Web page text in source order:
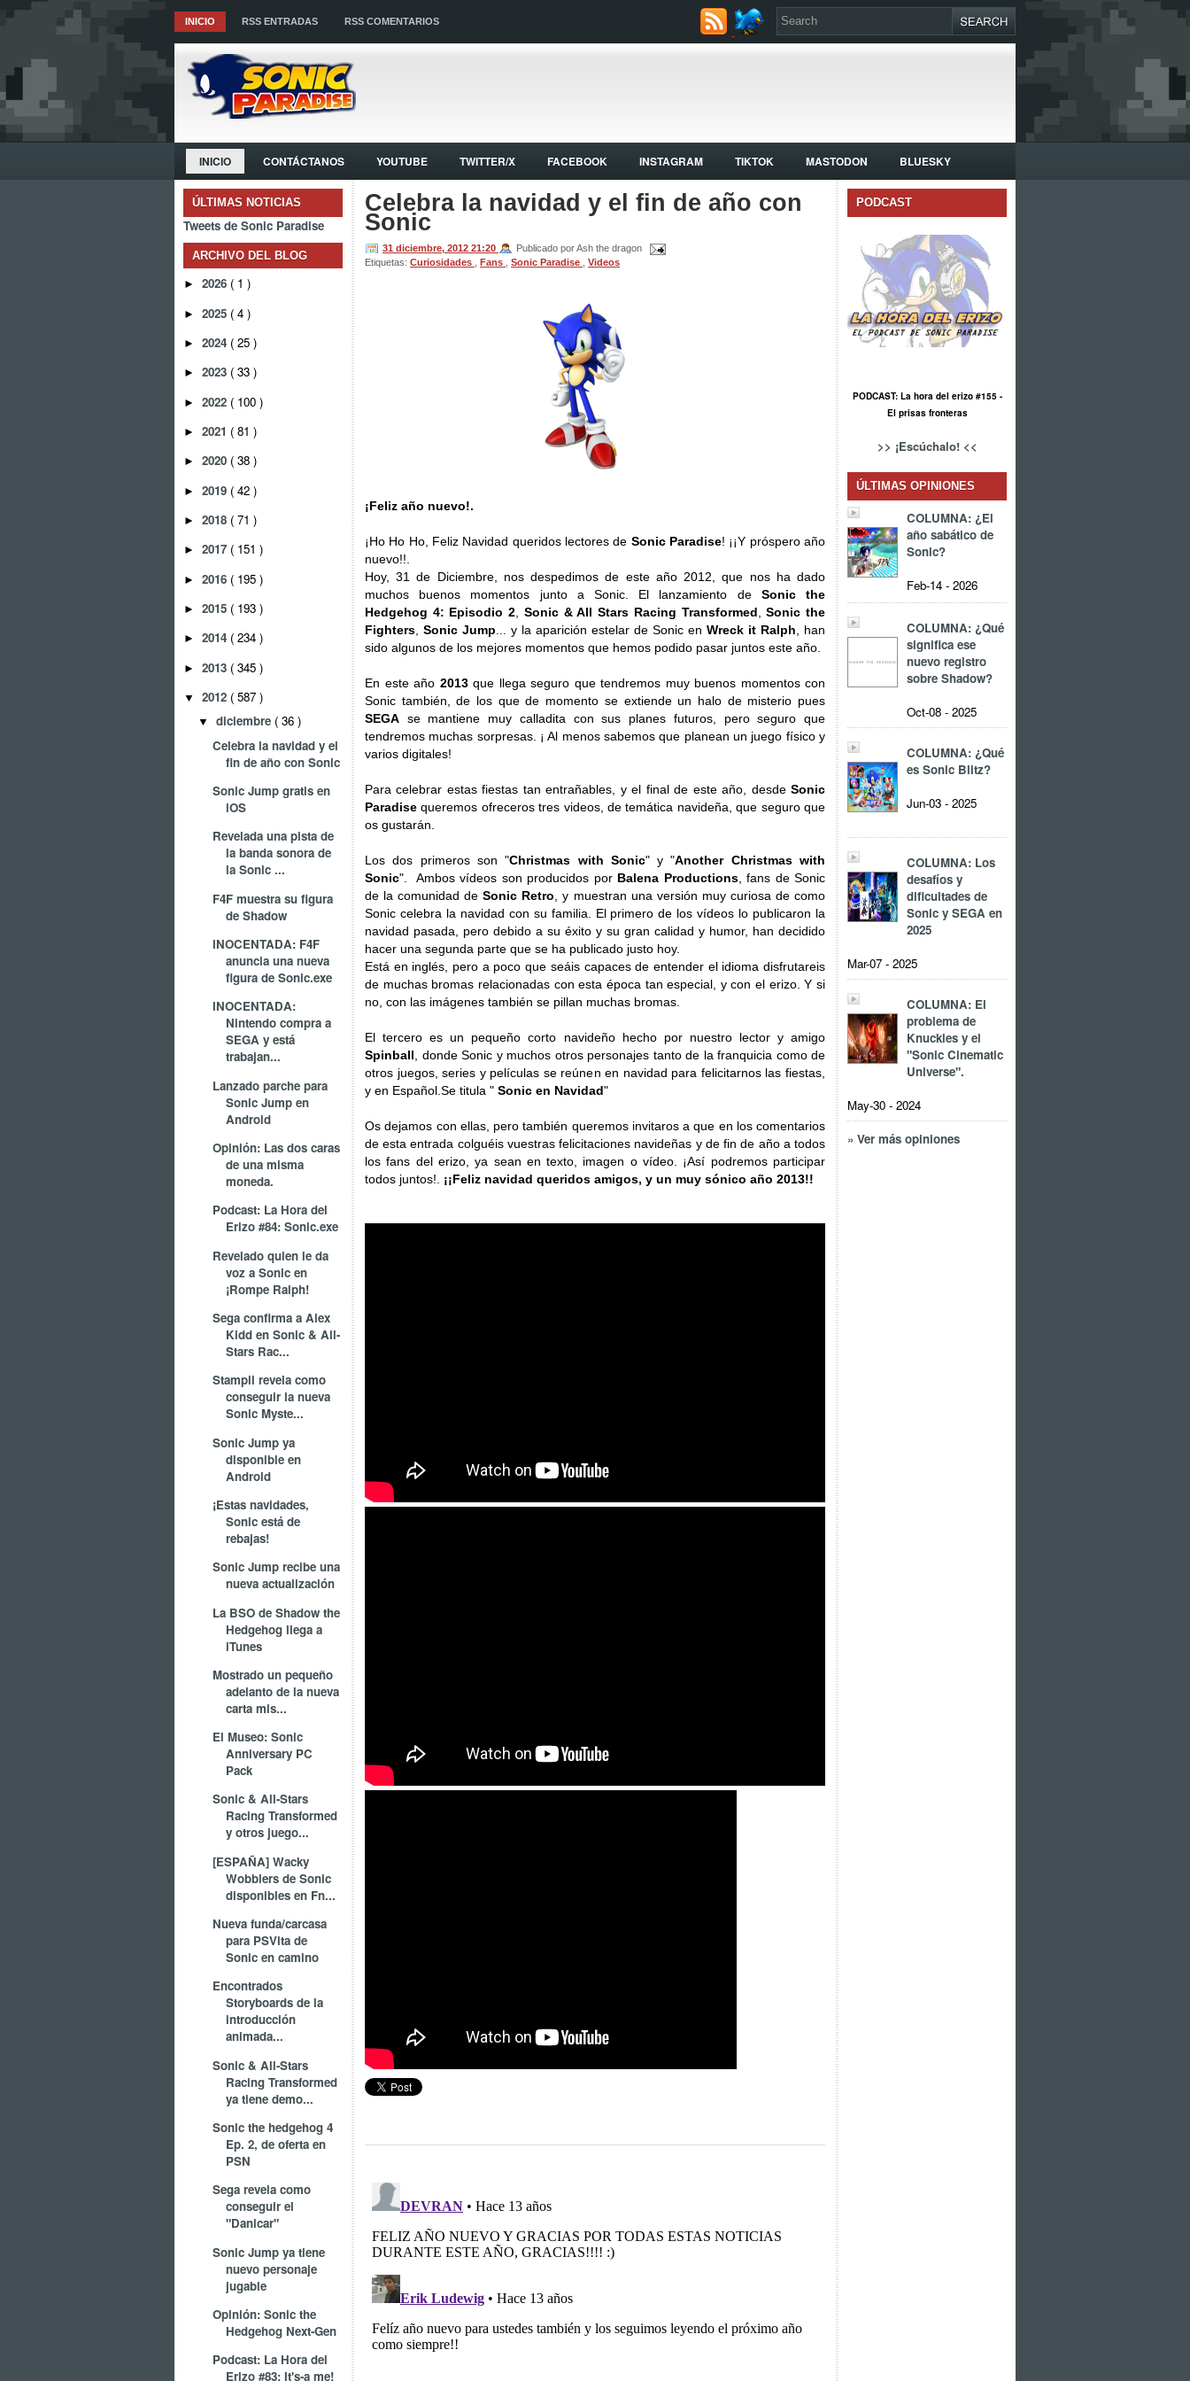
INICIO RSS ENTRADAS RSS COMENTARIOS
INICIO CONTÁCTANOS YOUTUBE TWITTER/X FACEBOOK INSTAGRAM TIKTOK MASTODON BLUESKY
ÚLTIMAS NOTICIAS
Tweets de Sonic Paradise
ARCHIVO DEL BLOG
► 2026 ( 1 )
► 2025 ( 4 )
► 2024 ( 25 )
► 2023 ( 33 )
► 2022 ( 100 )
► 2021 ( 81 )
► 2020 ( 38 )
► 2019 ( 42 )
► 2018 ( 71 )
► 2017 ( 151 )
► 2016 ( 195 )
► 2015 ( 193 )
► 2014 ( 234 )
► 2013 ( 345 )
▼ 2012 ( 587 )
▼ diciembre ( 36 )
Celebra la navidad y el
fin de año con Sonic
Sonic Jump gratis en
iOS
Revelada una pista de
la banda sonora de
la Sonic ...
F4F muestra su figura
de Shadow
INOCENTADA: F4F
anuncia una nueva
figura de Sonic.exe
INOCENTADA:
Nintendo compra a
SEGA y está
trabajan...
Lanzado parche para
Sonic Jump en
Android
Opinión: Las dos caras
de una misma
moneda.
Podcast: La Hora del
Erizo #84: Sonic.exe
Revelado quien le da
voz a Sonic en
¡Rompe Ralph!
Sega confirma a Alex
Kidd en Sonic & All-
Stars Rac...
Stampii revela como
conseguir la nueva
Sonic Myste...
Sonic Jump ya
disponible en
Android
¡Estas navidades,
Sonic está de
rebajas!
Sonic Jump recibe una
nueva actualización
La BSO de Shadow the
Hedgehog llega a
iTunes
Mostrado un pequeño
adelanto de la nueva
carta mis...
El Museo: Sonic
Anniversary PC
Pack
Sonic & All-Stars
Racing Transformed
y otros juego...
[ESPAÑA] Wacky
Wobblers de Sonic
disponibles en Fn...
Nueva funda/carcasa
para PSVita de
Sonic en camino
Encontrados
Storyboards de la
introducción
animada...
Sonic & All-Stars
Racing Transformed
ya tiene demo...
Sonic the hedgehog 4
Ep. 2, de oferta en
PSN
Sega revela como
conseguir el
"Danicar"
Sonic Jump ya tiene
nuevo personaje
jugable
Opinión: Sonic the
Hedgehog Next-Gen
Podcast: La Hora del
Erizo #83: It's-a me!
Celebra la navidad y el fin de año con
Sonic
31 diciembre, 2012 21:20
Publicado por Ash the dragon
Etiquetas: Curiosidades Fans Sonic Paradise Videos
¡Feliz año nuevo!.
¡Ho Ho Ho, Feliz Navidad queridos lectores de Sonic Paradise! ¡¡Y próspero año
nuevo!!.
Hoy, 31 de Diciembre, nos despedimos de este año 2012, que nos ha dado
muchos buenos momentos junto a Sonic. El lanzamiento de Sonic the
Hedgehog 4: Episodio 2
Sonic & All Stars Racing Transformed ,Sonic the
Fighters Sonic Jump ... y la aparición estelar de Sonic en Wreck it Ralph , han
sido algunos de los mejores momentos que hemos podido pasar juntos este año.
En este año 2013que llega seguro que tendremos muy buenos momentos con
Sonic también, de los que de momento se extiende un halo de misterio pues
SEGA se mantiene muy calladita con sus planes futuros, pero seguro que
tendremos muchas sorpresas. ¡ Al menos sabemos que planean un juego físico y
varios digitales!
Para celebrar estas fiestas tan entrañables, y el final de este año, desde Sonic
Paradisequeremos ofreceros tres videos, de temática navideña, que seguro que
os gustarán.
Los dos primeros son "Christmas with Sonic" y "Another Christmas with
Sonic". Ambos vídeos son producidos por Balena Productions, fans de Sonic
de la comunidad deSonic Retro , y muestran una versión muy curiosa de como
Sonic celebra la navidad con su familia. El primero de los vídeos lo publicaron la
navidad pasada, pero debido a su éxito y su gran calidad y humor, han decidido
hacer una segunda parte que se ha publicado justo hoy.
Está en inglés, pero a poco que seáis capaces de entender el idioma disfrutareis
de muchas bromas relacionadas con esta época tan especial, y con el erizo. Y si
no, con las imágenes también se pillan muchas bromas.
El tercero es un pequeño corto navideño hecho por nuestro lector y amigo
Spinball , donde Sonic y muchos otros personajes tanto de la franquicia como de
otros juegos, series y películas se reúnen en navidad para felicitarnos las fiestas,
y en Español.Se titula " Sonic en Navidad"
Os dejamos con ellas, pero también queremos invitaros a que en los comentarios
de esta entrada colguéis vuestras felicitaciones navideñas y de fin de año a todos
los fans del erizo, ya sean en texto, imagen o vídeo. ¡Así podremos participar
todos juntos!. ¡¡Feliz navidad queridos amigos, y un muy sónico año 2013!!
PODCAST
PODCAST: La hora del erizo #155 -
El prisas fronteras
>> ¡Escúchalo! <<
ÚLTIMAS OPINIONES
COLUMNA: ¿El
año sabático de
Sonic?
Feb-14 - 2026
COLUMNA: ¿Qué
significa ese
nuevo registro
sobre Shadow?
Oct-08 - 2025
COLUMNA: ¿Qué
es Sonic Blitz?
Jun-03 - 2025
COLUMNA: Los
desafíos y
dificultades de
Sonic y SEGA en
2025
Mar-07 - 2025
COLUMNA: El
problema de
Knuckles y el
"Sonic Cinematic
Universe".
May-30 - 2024
» Ver más opiniones